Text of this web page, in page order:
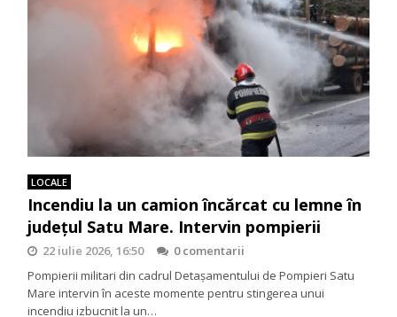
LOCALE
Incendiu la un camion încărcat cu lemne în
județul Satu Mare. Intervin pompierii
22 iulie 2026, 16:50
0 comentarii
Pompierii militari din cadrul Detașamentului de Pompieri Satu
Mare intervin în aceste momente pentru stingerea unui
incendiu izbucnit la un…